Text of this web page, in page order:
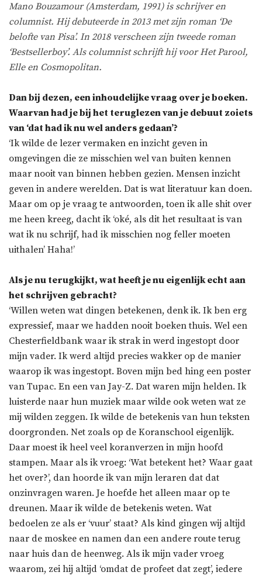
Mano Bouzamour (Amsterdam, 1991) is schrijver en
columnist. Hij debuteerde in 2013 met zijn roman ‘De
belofte van Pisa’. In 2018 verscheen zijn tweede roman
‘Bestsellerboy’. Als columnist schrijft hij voor Het Parool,
Elle en Cosmopolitan.
Dan bij dezen, een inhoudelijke vraag over je boeken.
Waarvan had je bij het teruglezen van je debuut zoiets
van ‘dat had ik nu wel anders gedaan’?
‘Ik wilde de lezer vermaken en inzicht geven in
omgevingen die ze misschien wel van buiten kennen
maar nooit van binnen hebben gezien. Mensen inzicht
geven in andere werelden. Dat is wat literatuur kan doen.
Maar om op je vraag te antwoorden, toen ik alle shit over
me heen kreeg, dacht ik ‘oké, als dit het resultaat is van
wat ik nu schrijf, had ik misschien nog feller moeten
uithalen’ Haha!’
Als je nu terugkijkt, wat heeft je nu eigenlijk echt aan
het schrijven gebracht?
‘Willen weten wat dingen betekenen, denk ik. Ik ben erg
expressief, maar we hadden nooit boeken thuis. Wel een
Chesterfieldbank waar ik strak in werd ingestopt door
mijn vader. Ik werd altijd precies wakker op de manier
waarop ik was ingestopt. Boven mijn bed hing een poster
van Tupac. En een van Jay-Z. Dat waren mijn helden. Ik
luisterde naar hun muziek maar wilde ook weten wat ze
mij wilden zeggen. Ik wilde de betekenis van hun teksten
doorgronden. Net zoals op de Koranschool eigenlijk.
Daar moest ik heel veel koranverzen in mijn hoofd
stampen. Maar als ik vroeg: ‘Wat betekent het? Waar gaat
het over?’, dan hoorde ik van mijn leraren dat dat
onzinvragen waren. Je hoefde het alleen maar op te
dreunen. Maar ik wilde de betekenis weten. Wat
bedoelen ze als er ‘vuur’ staat? Als kind gingen wij altijd
naar de moskee en namen dan een andere route terug
naar huis dan de heenweg. Als ik mijn vader vroeg
waarom, zei hij altijd ‘omdat de profeet dat zegt’, iedere